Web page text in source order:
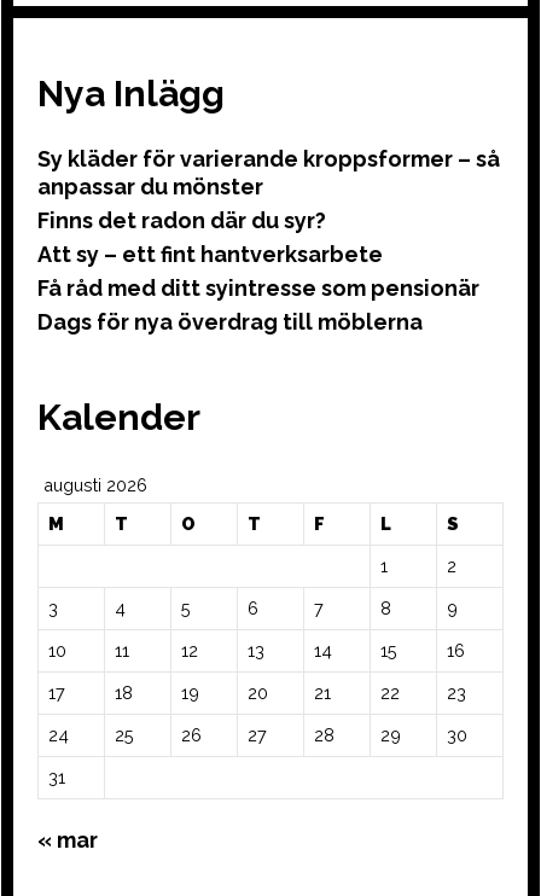
Nya Inlägg
Sy kläder för varierande kroppsformer – så
anpassar du mönster
Finns det radon där du syr?
Att sy – ett fint hantverksarbete
Få råd med ditt syintresse som pensionär
Dags för nya överdrag till möblerna
Kalender
augusti 2026
M
T O T F L S
1 2
3 4 5 6 7 8 9
10 11 12 13 14 15 16
17 18 19 20 21 22 23
24 25 26 27 28 29 30
31
« mar